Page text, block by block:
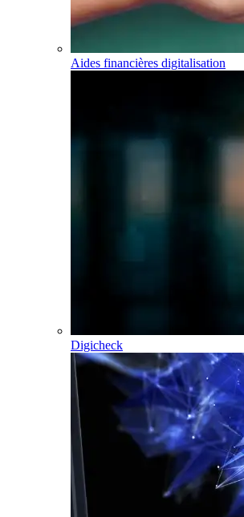
Aides financières digitalisation
Digicheck